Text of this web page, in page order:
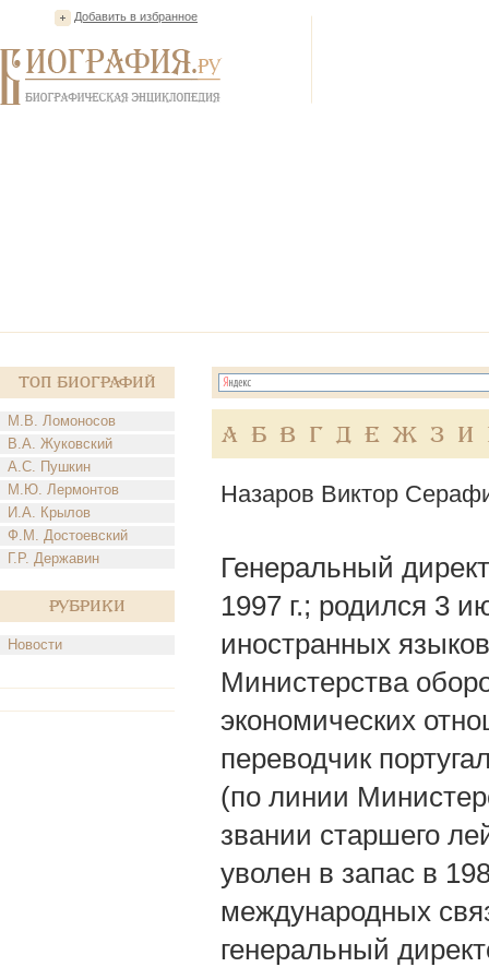
Добавить в избранное
Топ Биографий
М.В. Ломоносов
В.А. Жуковский
А.С. Пушкин
М.Ю. Лермонтов
И.А. Крылов
Ф.М. Достоевский
Г.Р. Державин
Рубрики
Новости
А Б В Г Д Е Ж З И
Назаров Виктор
Генеральный
1997 г.; родился 3
иностранных
Министерства
экономических
переводчик
(по линии
звании старшего
уволен в запас в
международных
генеральный